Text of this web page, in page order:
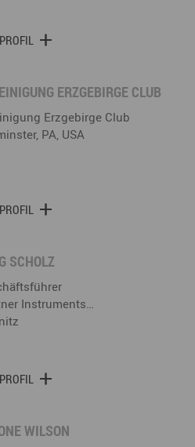
ERZGEBIRGE CLUB
Erzgebirge Club
PA, USA
SCHOLZ
Instruments…
WILSON